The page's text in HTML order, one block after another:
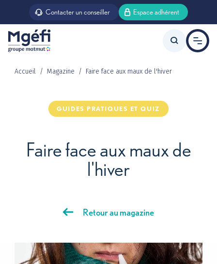
Aller au contenu principal
Contacter un conseiller Espace adhérent
Offre agent d’état
Offre agent territorial
Prévoyance
Offres +
Magazine
Accueil Magazine Faire face aux maux de l'hiver
GUIDES PRATIQUES ET QUIZ
Faire face aux maux de
l'hiver
Retour au magazine